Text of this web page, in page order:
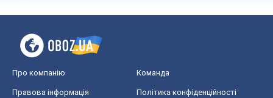
Про компанію Команда
Правова інформація Політика конфіденційності